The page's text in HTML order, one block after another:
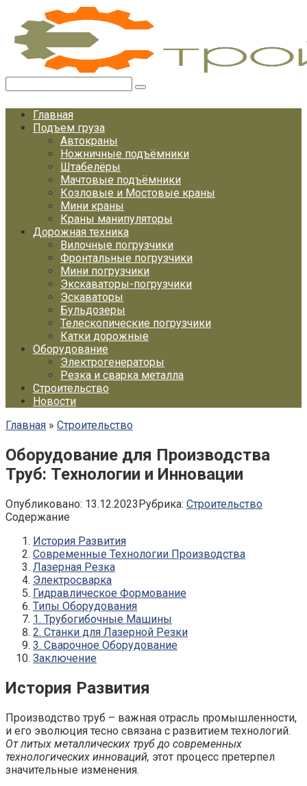
Перейти
контенту
Главная
Подъем груза
Автокраны
Ножничные подъёмники
Штабелёры
Мачтовые подъёмники
Козловые и Мостовые краны
Мини краны
Краны манипуляторы
Дорожная техника
Вилочные погрузчики
Фронтальные погрузчики
Мини погрузчики
Экскаваторы-погрузчики
Эскаваторы
Бульдозеры
Телескопические погрузчики
Катки дорожные
Оборудование
Электрогенераторы
Резка и сварка металла
Строительство
Новости
Главная » Строительство
Оборудование для Производства
Труб: Технологии и Инновации
Опубликовано: 13.12.2023Рубрика: Строительство
Содержание
История Развития
Современные Технологии Производства
Лазерная Резка
Электросварка
Гидравлическое Формование
Типы Оборудования
1. Трубогибочные Машины
2. Станки для Лазерной Резки
3. Сварочное Оборудование
Заключение
История Развития
Производство труб – важная отрасль промышленности,
и его эволюция тесно связана с развитием технологий.
От литых металлических труб до современных
технологических инноваций, этот процесс претерпел
значительные изменения.